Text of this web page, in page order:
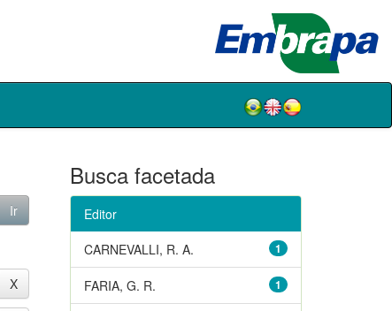
Busca facetada
Editor
1
CARNEVALLI, R. A.
1
FARIA, G. R.